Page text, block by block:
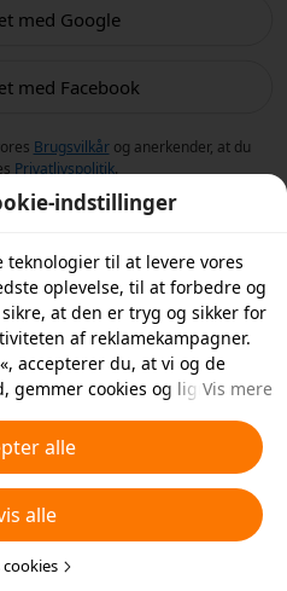
med Google
med Facebook
Brugsvilkårog anerkender, at du
Privatlivspolitik.
indstillinger
til at levere vores
oplevelse, til at forbedre og
at den er tryg og sikker for
af reklamekampagner.
accepterer du, at vi og de
gemmer cookies og lignende
eller vælge, hvilke typer
ved at klikke på
når som helst i dine
detaljer, se vores
.
Vis mere
alle
alle
cookies